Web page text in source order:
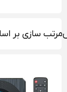
مرتب سازی بر